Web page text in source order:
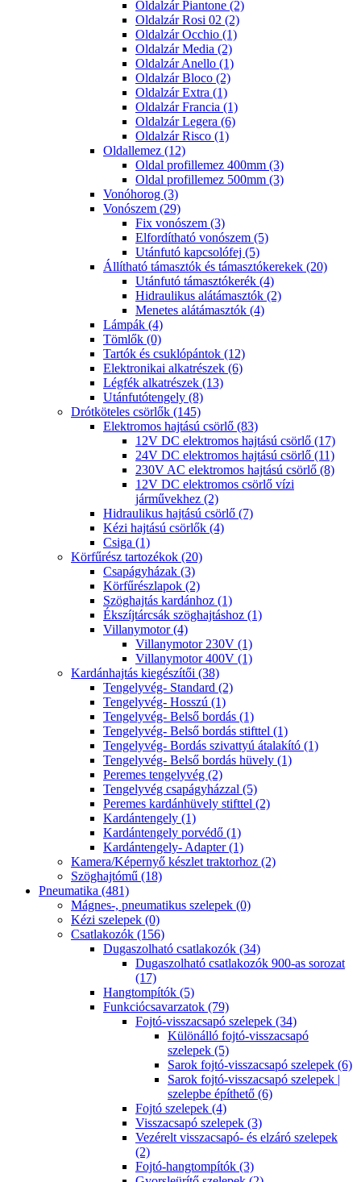
Oldalzár Piantone (2)
Oldalzár Rosi 02 (2)
Oldalzár Occhio (1)
Oldalzár Media (2)
Oldalzár Anello (1)
Oldalzár Bloco (2)
Oldalzár Extra (1)
Oldalzár Francia (1)
Oldalzár Legera (6)
Oldalzár Risco (1)
Oldallemez (12)
Oldal profillemez 400mm (3)
Oldal profillemez 500mm (3)
Vonóhorog (3)
Vonószem (29)
Fix vonószem (3)
Elfordítható vonószem (5)
Utánfutó kapcsolófej (5)
Állítható támasztók és támasztókerekek (20)
Utánfutó támasztókerék (4)
Hidraulikus alátámasztók (2)
Menetes alátámasztók (4)
Lámpák (4)
Tömlők (0)
Tartók és csuklópántok (12)
Elektronikai alkatrészek (6)
Légfék alkatrészek (13)
Utánfutótengely (8)
Drótköteles csörlők (145)
Elektromos hajtású csörlő (83)
12V DC elektromos hajtású csörlő (17)
24V DC elektromos hajtású csörlő (11)
230V AC elektromos hajtású csörlő (8)
12V DC elektromos csörlő vízi
járművekhez (2)
Hidraulikus hajtású csörlő (7)
Kézi hajtású csörlők (4)
Csiga (1)
Körfűrész tartozékok (20)
Csapágyházak (3)
Körfűrészlapok (2)
Szöghajtás kardánhoz (1)
Ékszíjtárcsák szöghajtáshoz (1)
Villanymotor (4)
Villanymotor 230V (1)
Villanymotor 400V (1)
Kardánhajtás kiegészítői (38)
Tengelyvég- Standard (2)
Tengelyvég- Hosszú (1)
Tengelyvég- Belső bordás (1)
Tengelyvég- Belső bordás stifttel (1)
Tengelyvég- Bordás szivattyú átalakító (1)
Tengelyvég- Belső bordás hüvely (1)
Peremes tengelyvég (2)
Tengelyvég csapágyházzal (5)
Peremes kardánhüvely stifttel (2)
Kardántengely (1)
Kardántengely porvédő (1)
Kardántengely- Adapter (1)
Kamera/Képernyő készlet traktorhoz (2)
Szöghajtómű (18)
Pneumatika (481)
Mágnes-, pneumatikus szelepek (0)
Kézi szelepek (0)
Csatlakozók (156)
Dugaszolható csatlakozók (34)
Dugaszolható csatlakozók 900-as sorozat
(17)
Hangtompítók (5)
Funkciócsavarzatok (79)
Fojtó-visszacsapó szelepek (34)
Különálló fojtó-visszacsapó
szelepek (5)
Sarok fojtó-visszacsapó szelepek (6)
Sarok fojtó-visszacsapó szelepek |
szelepbe építhető (6)
Fojtó szelepek (4)
Visszacsapó szelepek (3)
Vezérelt visszacsapó- és elzáró szelepek
(2)
Fojtó-hangtompítók (3)